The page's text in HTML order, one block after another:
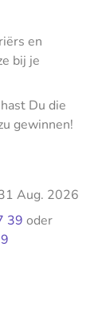
en
bij je
Du die
gewinnen!
Aug. 2026
39 oder